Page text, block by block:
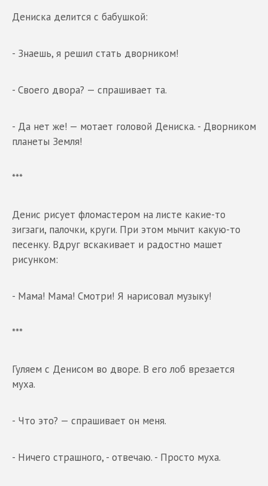
Дениска делится с бабушкой:
- Знаешь, я решил стать дворником!
- Своего двора? — спрашивает та.
- Да нет же! — мотает головой Дениска. - Дворником
планеты Земля!
***
Денис рисует фломастером на листе какие-то
зигзаги, палочки, круги. При этом мычит какую-то
песенку. Вдруг вскакивает и радостно машет
рисунком:
- Мама! Мама! Смотри! Я нарисовал музыку!
***
Гуляем с Денисом во дворе. В его лоб врезается
муха.
- Что это? — спрашивает он меня.
- Ничего страшного, - отвечаю. - Просто муха.